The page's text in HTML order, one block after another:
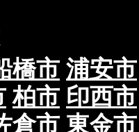
橋市 浦安市
柏市 印西市
倉市 東金市